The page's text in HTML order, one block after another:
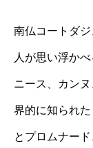
南仏コートダ
人が思い浮か
ニース、カン
界的に知られ
とプロムナー